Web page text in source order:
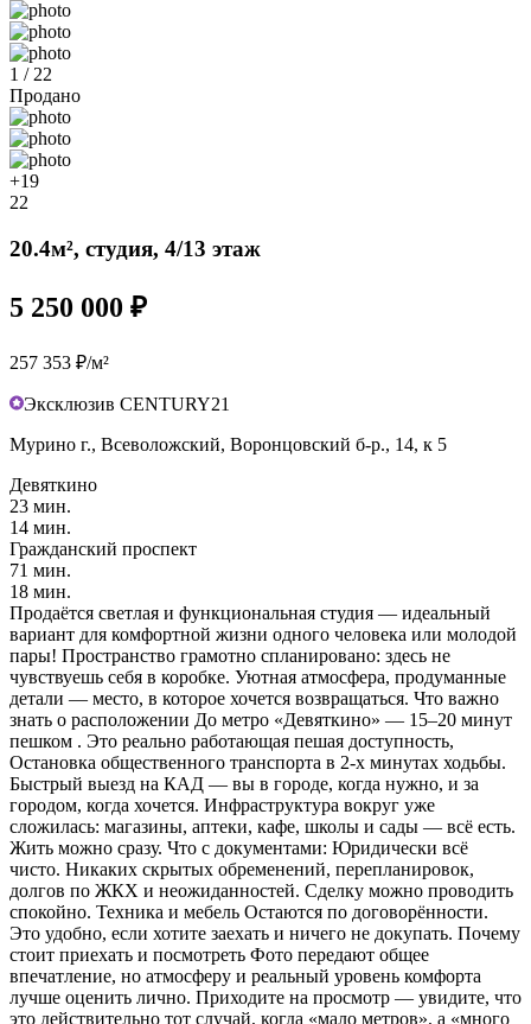
1 / 22
Продано
+19
22
20.4м², студия, 4/13 этаж
5 250 000 ₽
257 353 ₽/м²
Эксклюзив CENTURY21
Мурино г., Всеволожский, Воронцовский б-р., 14, к 5
Девяткино
23 мин.
14 мин.
Гражданский проспект
71 мин.
18 мин.
Продаётся светлая и функциональная студия — идеальный
вариант для комфортной жизни одного человека или молодой
пары! Пространство грамотно спланировано: здесь не
чувствуешь себя в коробке. Уютная атмосфера, продуманные
детали — место, в которое хочется возвращаться. Что важно
знать о расположении До метро «Девяткино» — 15–20 минут
пешком . Это реально работающая пешая доступность,
Остановка общественного транспорта в 2-х минутах ходьбы.
Быстрый выезд на КАД — вы в городе, когда нужно, и за
городом, когда хочется. Инфраструктура вокруг уже
сложилась: магазины, аптеки, кафе, школы и сады — всё есть.
Жить можно сразу. Что с документами: Юридически всё
чисто. Никаких скрытых обременений, перепланировок,
долгов по ЖКХ и неожиданностей. Сделку можно проводить
спокойно. Техника и мебель Остаются по договорённости.
Это удобно, если хотите заехать и ничего не докупать. Почему
стоит приехать и посмотреть Фото передают общее
впечатление, но атмосферу и реальный уровень комфорта
лучше оценить лично. Приходите на просмотр — увидите, что
это действительно тот случай, когда «мало метров», а «много